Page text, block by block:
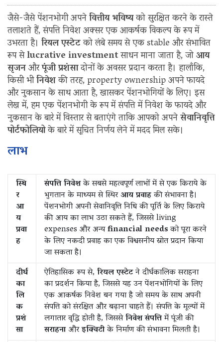
जैसे-जैसे पेंशनभोगी अपनेवित्तीय भविष्यको सुरक्षित करने के रास्ते
तलाशते हैं, संपत्ति निवेश अक्सर एक आकर्षक विकल्प के रूप में
उभरता है। रियल एस्टेटको लंबे समय से एक stable और संभावित
रूप सेlucrative investmentसाधन माना जाता है, जोआय
सृजनऔरपूंजी प्रशंसादोनों के अवसर प्रदान करता है। हालाँकि,
किसी भीनिवेशकी तरह, property ownership अपने फायदे
और नुकसान के साथ आता है, खासकर पेंशनभोगियों के लिए। इस
लेख में, हम एक पेंशनभोगी के रूप में संपत्ति में निवेश के फायदे और
नुकसान के बारे में विस्तार से बताएंगे ताकि आपको अपनेसेवानिवृत्ति
पोर्टफोलियोके बारे में सूचित निर्णय लेने में मदद मिल सके।
लाभ
स्थि
र
आ
य
प्रवा
ह
संपत्ति निवेशके सबसे महत्वपूर्ण लाभों में से एक किराये के
भुगतान के माध्यम से स्थिरआय प्रवाहकी संभावना है।
पेंशनभोगी अपनी सेवानिवृत्ति निधि की पूर्ति के लिए किराये
की आय का लाभ उठा सकते हैं, जिससे living
expenses और अन्यfinancial needsको पूरा करने
के लिए नकदी प्रवाह का एक विश्वसनीय स्रोत प्रदान किया
जा सकता है।
दीर्घ
का
लि
क
प्रशं
सा
ऐतिहासिक रूप से, रियल एस्टेटने दीर्घकालिक सराहना
का प्रदर्शन किया है, जिससे यह उन पेंशनभोगियों के लिए
एक आकर्षक निवेश बन गया है जो समय के साथ अपनी
संपत्ति को संरक्षित और बढ़ाना चाहते हैं। संपत्ति के मूल्यों में
लगातार वृद्धि होती है, जिससेनिवेश संपत्तिमें पूंजी की
सराहनाऔरइक्विटीके निर्माण की संभावना मिलती है।